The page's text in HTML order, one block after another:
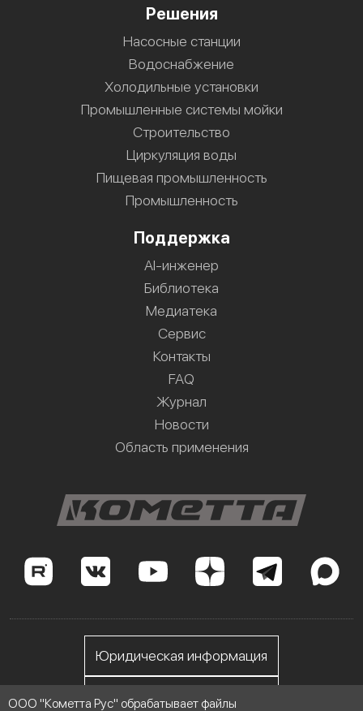
Решения
Насосные станции
Водоснабжение
Холодильные установки
Промышленные системы мойки
Строительство
Циркуляция воды
Пищевая промышленность
Промышленность
Поддержка
AI-инженер
Библиотека
Медиатека
Сервис
Контакты
FAQ
Журнал
Новости
Область применения
Юридическая информация
Личный кабинет
ООО "Кометта Рус" обрабатывает файлы